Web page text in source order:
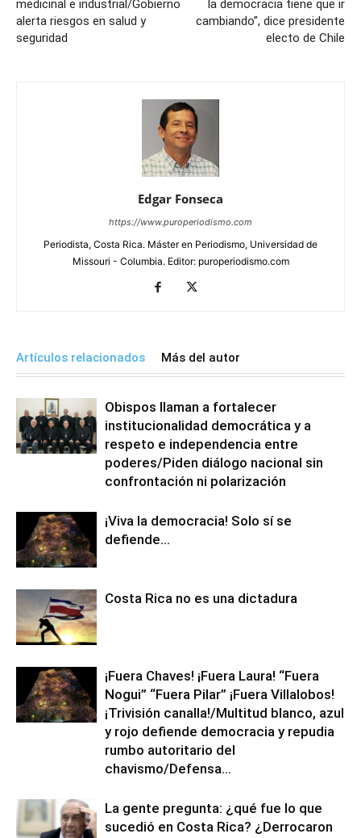
medicinal e industrial/Gobierno
alerta riesgos en salud y
seguridad
la democracia tiene que ir
cambiando”, dice presidente
electo de Chile
Edgar Fonseca
https://www.puroperiodismo.com
Periodista, Costa Rica. Máster en Periodismo, Universidad de
Missouri - Columbia. Editor: puroperiodismo.com
Artículos relacionados Más del autor
Obispos llaman a fortalecer
institucionalidad democrática y a
respeto e independencia entre
poderes/Piden diálogo nacional sin
confrontación ni polarización
¡Viva la democracia! Solo sí se
defiende…
Costa Rica no es una dictadura
¡Fuera Chaves! ¡Fuera Laura! “Fuera
Nogui” “Fuera Pilar” ¡Fuera Villalobos!
¡Trivisión canalla!/Multitud blanco, azul
y rojo defiende democracia y repudia
rumbo autoritario del
chavismo/Defensa...
La gente pregunta: ¿qué fue lo que
sucedió en Costa Rica? ¿Derrocaron